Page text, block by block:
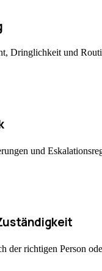
Dringlichkeit und
und
der richtigen Person